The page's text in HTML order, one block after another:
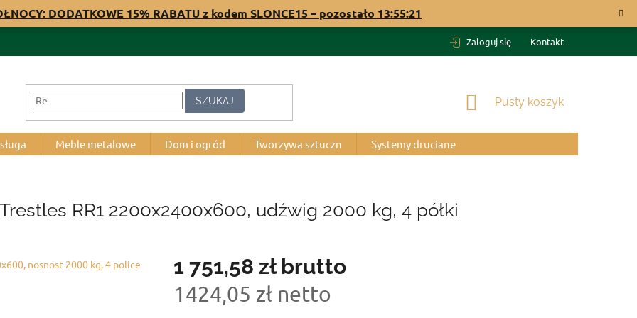
DODATKOWE 15% RABATU z kodem SLONCE15 – pozostało 13:55:20
Zaloguj się Kontakt
SZUKAJ KOSZYK
Pusty koszyk
Meble metalowe Dom i ogród Tworzywa sztuczn Systemy druciane
RR1 2200x2400x600, udźwig 2000 kg, 4 półki
1 751,58 złbrutto
1424,05 zł netto